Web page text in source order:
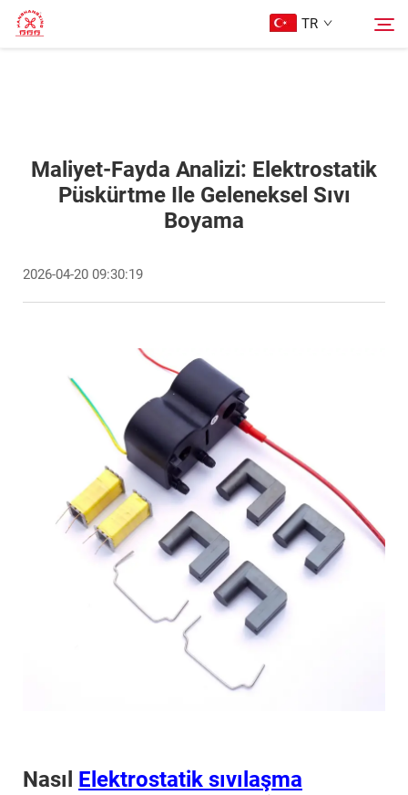
TR
Ürünler
Davalar
Bize Ulaşın
Maliyet-Fayda Analizi: Elektrostatik
Püskürtme Ile Geleneksel Sıvı
Boyama
2026-04-20 09:30:19
Nasıl Elektrostatik sıvılaşma